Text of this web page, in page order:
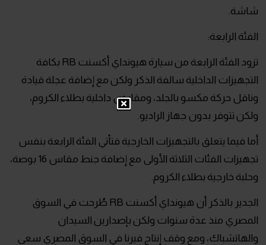
شاشة.
الفئة الرابعة:
تزود الفئة الرابعة من سيارة هيونداي أكسنت RB بكافة
التجهيزات الداخلية سالفة الذكر ولكن مع إضافة عجلة قيادة
وناقل حركة مكسو بالجلد، ومقابض داخلية بطلاء الكروم،
ولكن تتوفر بدون جهاز الراديو.
أما فيما يتعلق بالتجهيزات الخارجية فتأتي الفئة الرابعة بنفس
تجهيزات الفئات الثلاثة الأولى مع إضافة جنط مقاس 16 بوصة،
وحلبة خارجية بطلاء الكروم.
الجدير بالذكر أن هيونداي أكسنت RB طُرحت في السوق
المصري منذ عدة سنوات ولكن بإصدارين السيدان
والهاتشباك، ومع وقف إنتاج فيرنا في السوق المصري سعى